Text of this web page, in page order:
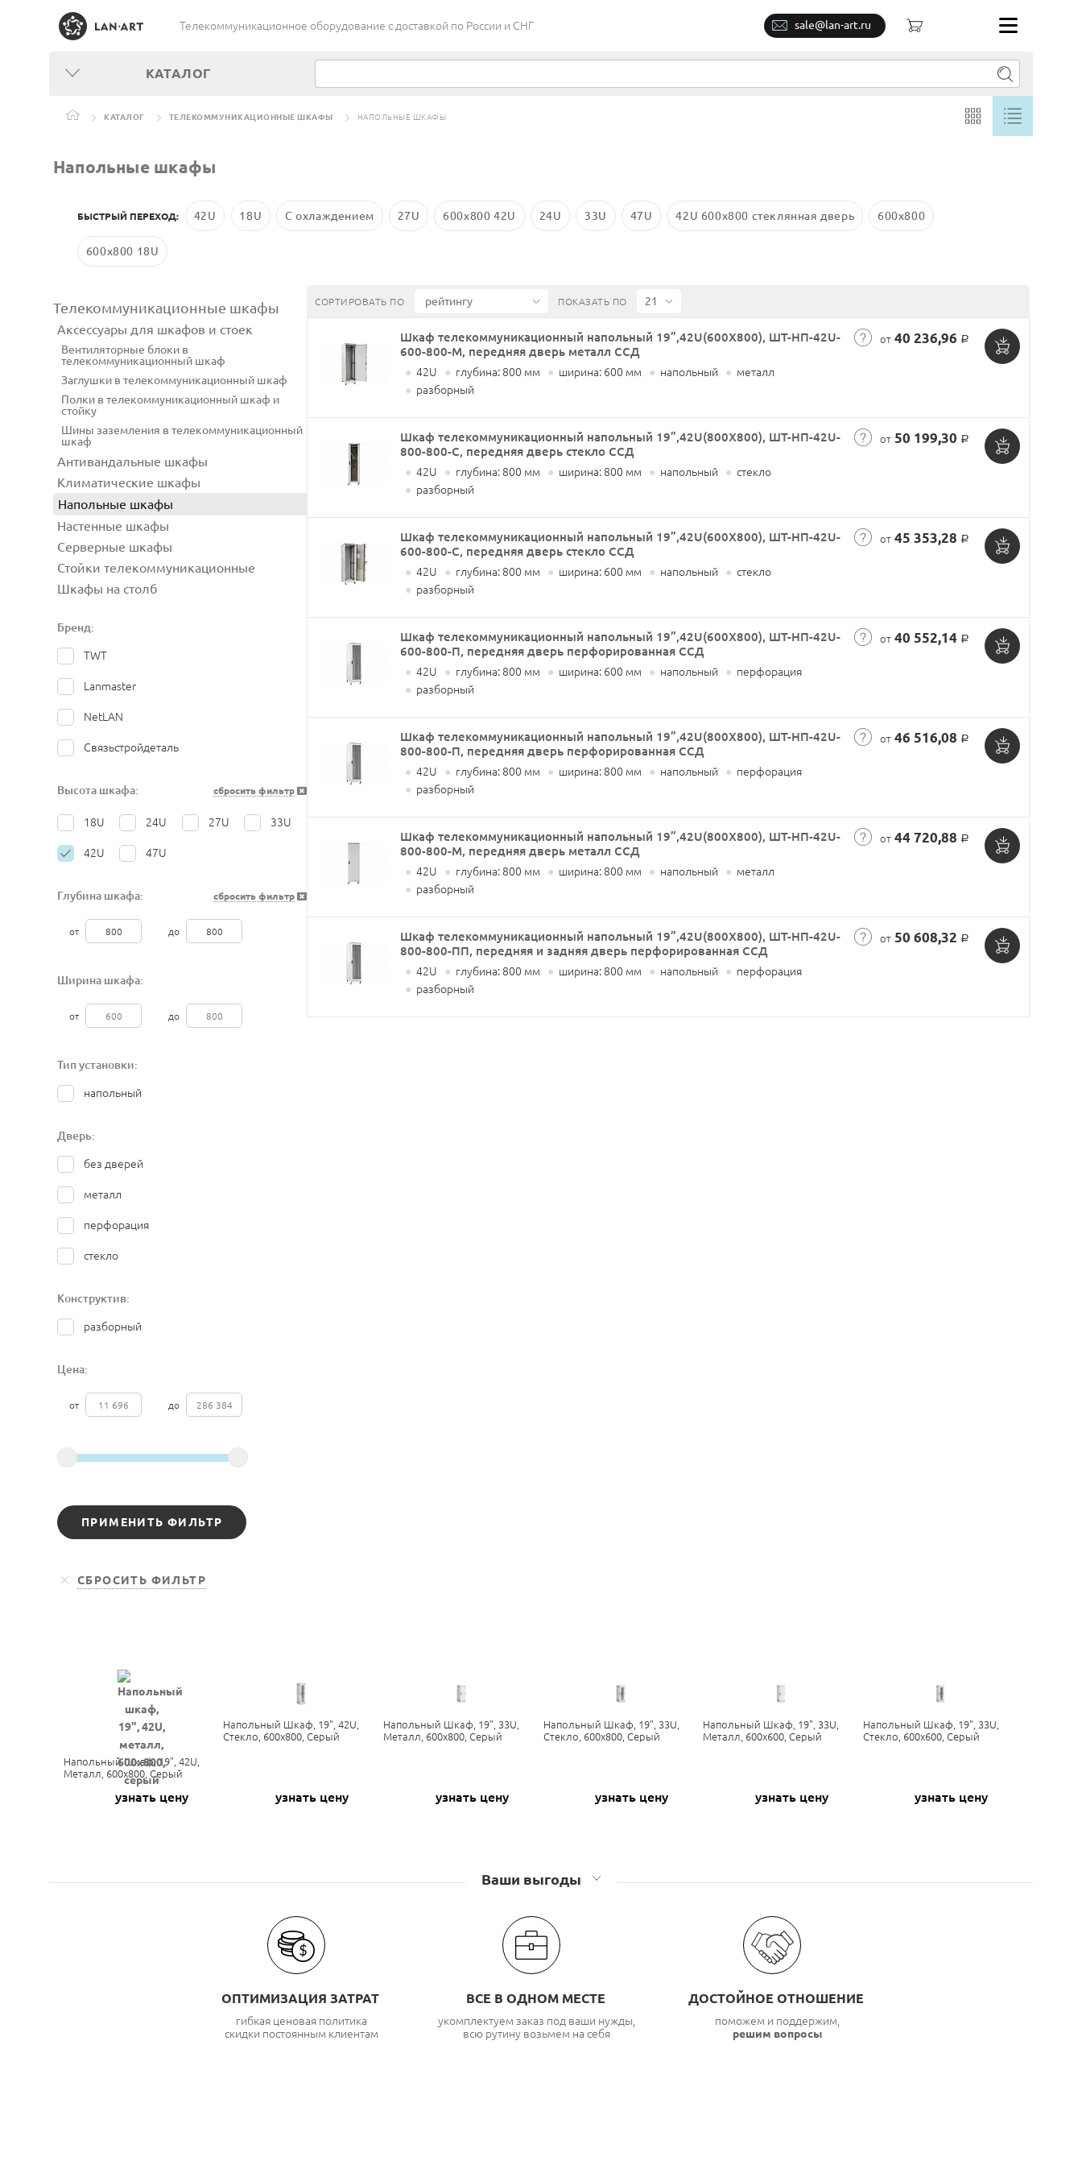
Телекоммуникационное оборудование c доставкой по России и СНГ sale@lan-art.ru
КАТАЛОГ
КАТАЛОГ ТЕЛЕКОММУНИКАЦИОННЫЕ ШКАФЫ НАПОЛЬНЫЕ ШКАФЫ
Напольные шкафы
БЫСТРЫЙ ПЕРЕХОД: 42U 18U С охлаждением 27U 600х800 42U 24U 33U 47U 42U 600x800 стеклянная дверь 600x800
600x800 18U
Телекоммуникационные шкафы
Аксессуары для шкафов и стоек
Вентиляторные блоки в
телекоммуникационный шкаф
Заглушки в телекоммуникационный шкаф
Полки в телекоммуникационный шкаф и
стойку
Шины заземления в телекоммуникационный
шкаф
Антивандальные шкафы
Климатические шкафы
Напольные шкафы
Настенные шкафы
Серверные шкафы
Стойки телекоммуникационные
Шкафы на столб
Бренд:
TWT
Lanmaster
NetLAN
Связьстройдеталь
Высота шкафа: сбросить фильтр
18U 24U 27U 33U
42U 47U
Глубина шкафа: сбросить фильтр
от до
Ширина шкафа:
от до
Тип установки:
напольный
Дверь:
без дверей
металл
перфорация
стекло
Конструктив:
разборный
Цена:
от до
СОРТИРОВАТЬ ПО ПОКАЗАТЬ ПО
Шкаф телекоммуникационный напольный 19”,42U(600X800), ШТ-НП-42U-
600-800-М, передняя дверь металл ССД
от 40 236,96 Р
● 42U ● глубина: 800 мм ● ширина: 600 мм ● напольный ● металл
● разборный
Шкаф телекоммуникационный напольный 19”,42U(800X800), ШТ-НП-42U-
800-800-С, передняя дверь стекло ССД
от 50 199,30 Р
● 42U ● глубина: 800 мм ● ширина: 800 мм ● напольный ● стекло
● разборный
Шкаф телекоммуникационный напольный 19”,42U(600X800), ШТ-НП-42U-
600-800-С, передняя дверь стекло ССД
от 45 353,28 Р
● 42U ● глубина: 800 мм ● ширина: 600 мм ● напольный ● стекло
● разборный
Шкаф телекоммуникационный напольный 19”,42U(600X800), ШТ-НП-42U-
600-800-П, передняя дверь перфорированная ССД
от 40 552,14 Р
● 42U ● глубина: 800 мм ● ширина: 600 мм ● напольный ● перфорация
● разборный
Шкаф телекоммуникационный напольный 19”,42U(800X800), ШТ-НП-42U-
800-800-П, передняя дверь перфорированная ССД
от 46 516,08 Р
● 42U ● глубина: 800 мм ● ширина: 800 мм ● напольный ● перфорация
● разборный
Шкаф телекоммуникационный напольный 19”,42U(800X800), ШТ-НП-42U-
800-800-М, передняя дверь металл ССД
от 44 720,88 Р
● 42U ● глубина: 800 мм ● ширина: 800 мм ● напольный ● металл
● разборный
Шкаф телекоммуникационный напольный 19”,42U(800X800), ШТ-НП-42U-
800-800-ПП, передняя и задняя дверь перфорированная ССД
от 50 608,32 Р
● 42U ● глубина: 800 мм ● ширина: 800 мм ● напольный ● перфорация
● разборный
Напольный Шкаф, 19", 42U,
Металл, 600х800, Серый
узнать цену
Напольный Шкаф, 19", 42U,
Стекло, 600х800, Серый
узнать цену
Напольный Шкаф, 19", 33U,
Металл, 600х800, Серый
узнать цену
Напольный Шкаф, 19", 33U,
Стекло, 600х800, Серый
узнать цену
Напольный Шкаф, 19", 33U,
Металл, 600х600, Серый
узнать цену
Напольный Шкаф, 19", 33U,
Стекло, 600х600, Серый
узнать цену
Ваши выгоды
ОПТИМИЗАЦИЯ ЗАТРАТ
гибкая ценовая политика
скидки постоянным клиентам
ВСЕ В ОДНОМ МЕСТЕ
укомплектуем заказ под ваши нужды,
всю рутину возьмем на себя
ДОСТОЙНОЕ ОТНОШЕНИЕ
поможем и поддержим,
решим вопросы